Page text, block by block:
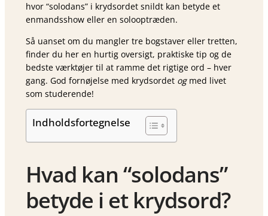
hvor “solodans” i krydsordet snildt kan betyde et
enmandsshow eller en solooptræden.
Så uanset om du mangler tre bogstaver eller tretten,
finder du her en hurtig oversigt, praktiske tip og de
bedste værktøjer til at ramme det rigtige ord – hver
gang. God fornøjelse med krydsordet ogmed livet
som studerende!
Indholdsfortegnelse
Hvad kan “solodans”
betyde i et krydsord?